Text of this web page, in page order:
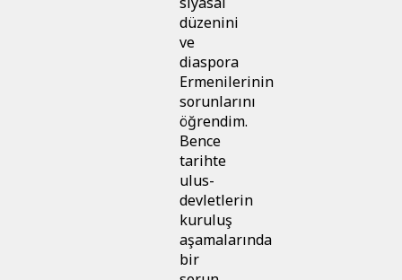
düzenini
ve
diaspora
Ermenilerinin
sorunlarını
öğrendim.
Bence
tarihte
ulus-
devletlerin
kuruluş
aşamalarında
bir